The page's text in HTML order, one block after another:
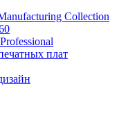
Collection
плат